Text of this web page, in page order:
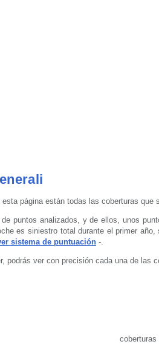
esta página están todas las coberturas
puntos analizados, y de ellos, unos
es siniestro total durante el primer
sistema de puntuación -.
podrás ver con precisión cada una de
coberturas